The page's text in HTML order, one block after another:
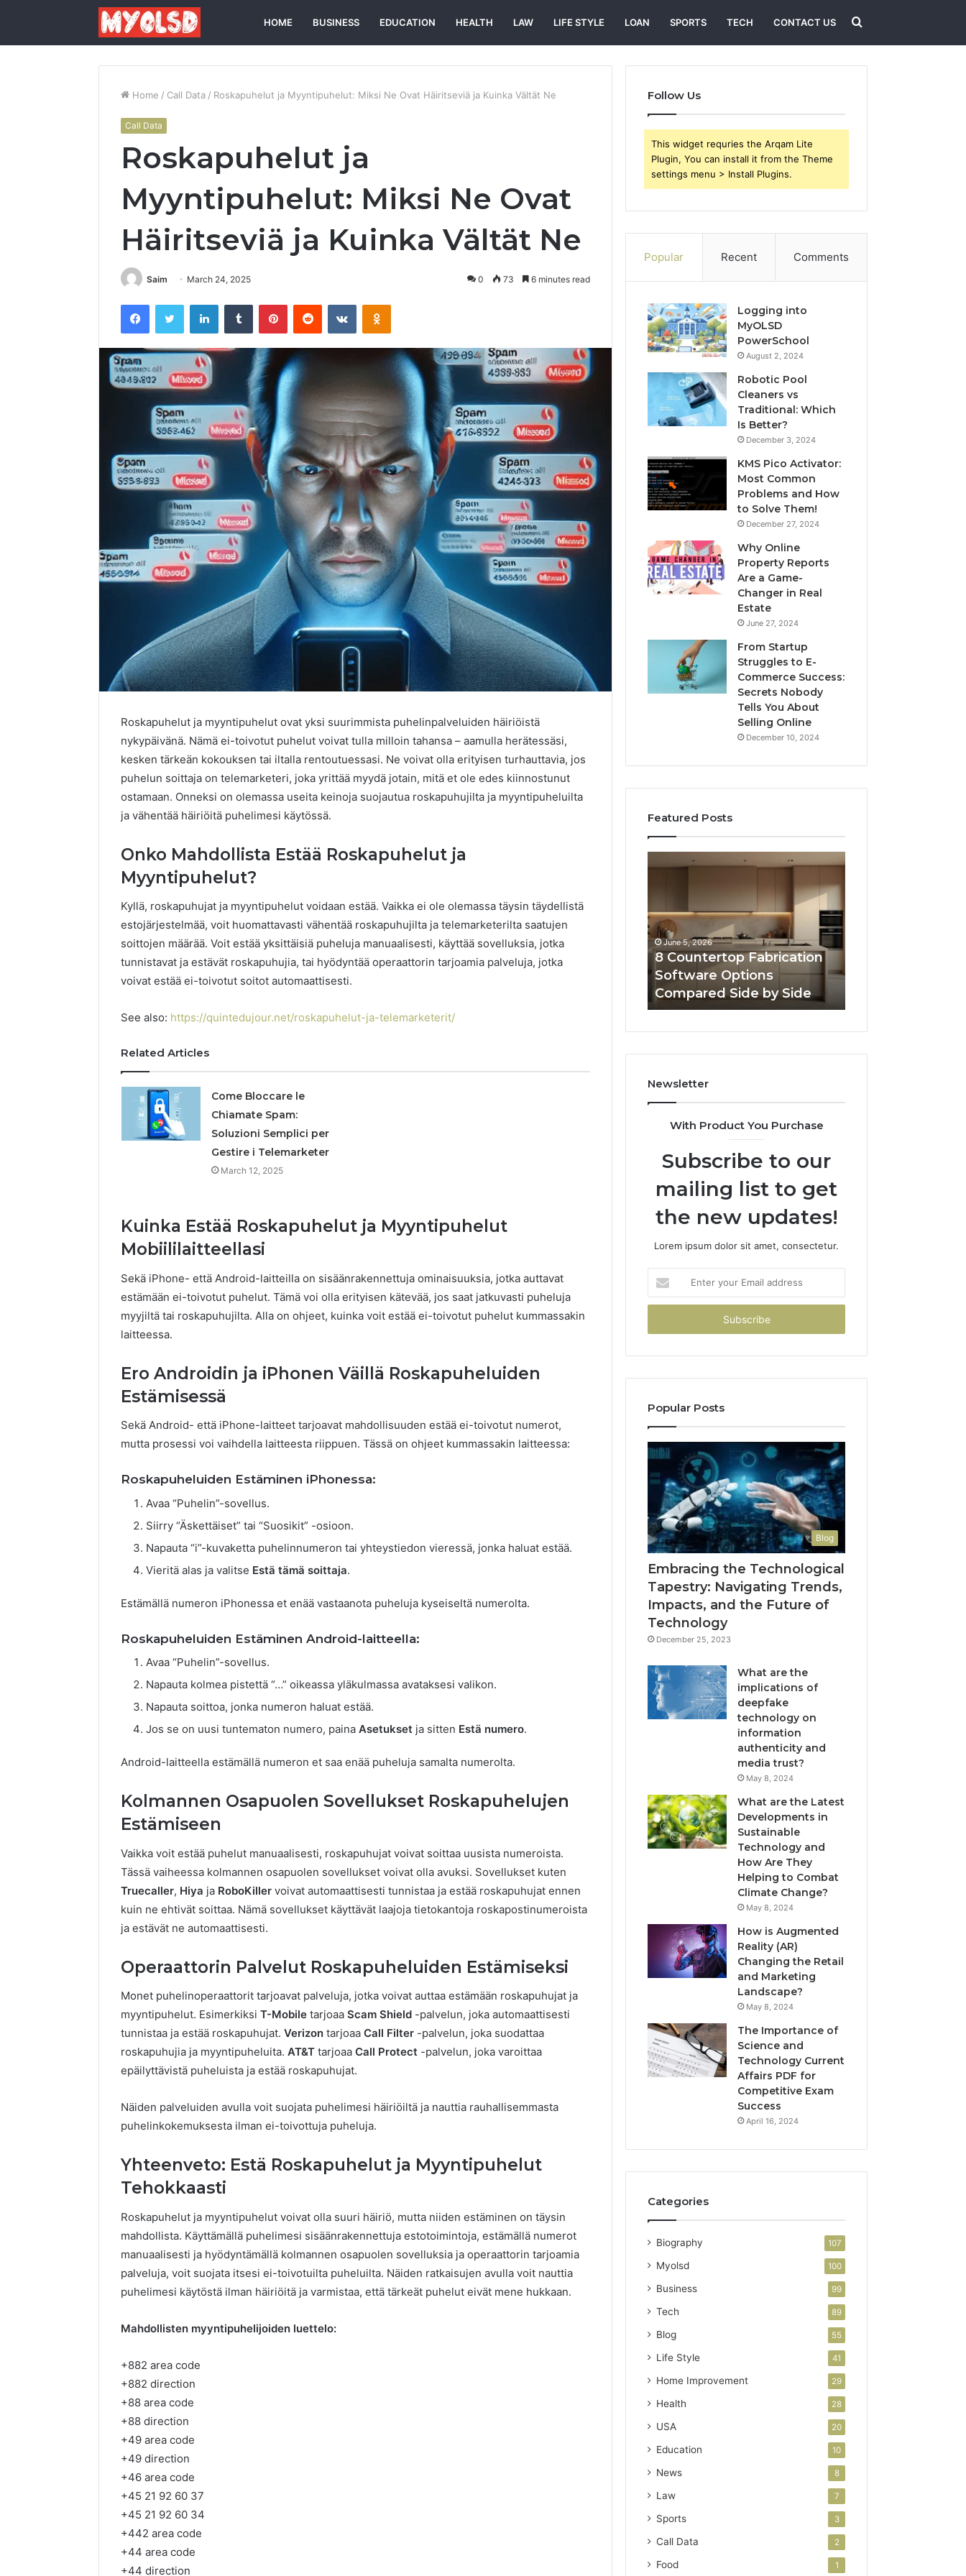
HOME BUSINESS EDUCATION HEALTH LAW LIFE STYLE LOAN SPORTS TECH CONTACT US Search
for
Home / Call Data / Roskapuhelut ja Myyntipuhelut: Miksi Ne Ovat Häiritseviä ja Kuinka Vältät Ne
Call Data
Roskapuhelut ja
Myyntipuhelut: Miksi Ne Ovat
Häiritseviä ja Kuinka Vältät Ne
Saim March 24, 2025 0 73 6 minutes read
FacebookTwitter LinkedInTumblr PinterestReddit VKontakteOdnoklassniki
Roskapuhelut ja myyntipuhelut ovat yksi suurimmista puhelinpalveluiden häiriöistä
nykypäivänä. Nämä ei-toivotut puhelut voivat tulla milloin tahansa – aamulla herätessäsi,
kesken tärkeän kokouksen tai iltalla rentoutuessasi. Ne voivat olla erityisen turhauttavia, jos
puhelun soittaja on telemarketeri, joka yrittää myydä jotain, mitä et ole edes kiinnostunut
ostamaan. Onneksi on olemassa useita keinoja suojautua roskapuhujilta ja myyntipuheluilta
ja vähentää häiriöitä puhelimesi käytössä.
Onko Mahdollista Estää Roskapuhelut ja
Myyntipuhelut?
Kyllä, roskapuhujat ja myyntipuhelut voidaan estää. Vaikka ei ole olemassa täysin täydellistä
estojärjestelmää, voit huomattavasti vähentää roskapuhujilta ja telemarketerilta saatujen
soittojen määrää. Voit estää yksittäisiä puheluja manuaalisesti, käyttää sovelluksia, jotka
tunnistavat ja estävät roskapuhujia, tai hyödyntää operaattorin tarjoamia palveluja, jotka
voivat estää ei-toivotut soitot automaattisesti.
See also: https://quintedujour.net/roskapuhelut-ja-telemarketerit/
Related Articles
Come Bloccare le
Chiamate Spam:
Soluzioni Semplici per
Gestire i Telemarketer
March 12, 2025
Kuinka Estää Roskapuhelut ja Myyntipuhelut
Mobiililaitteellasi
Sekä iPhone- että Android-laitteilla on sisäänrakennettuja ominaisuuksia, jotka auttavat
estämään ei-toivotut puhelut. Tämä voi olla erityisen kätevää, jos saat jatkuvasti puheluja
myyjiltä tai roskapuhujilta. Alla on ohjeet, kuinka voit estää ei-toivotut puhelut kummassakin
laitteessa.
Ero Androidin ja iPhonen Väillä Roskapuheluiden
Estämisessä
Sekä Android- että iPhone-laitteet tarjoavat mahdollisuuden estää ei-toivotut numerot,
mutta prosessi voi vaihdella laitteesta riippuen. Tässä on ohjeet kummassakin laitteessa:
Roskapuheluiden Estäminen iPhonessa:
Avaa “Puhelin”-sovellus.
Siirry “Äskettäiset” tai “Suosikit” -osioon.
Napauta “i”-kuvaketta puhelinnumeron tai yhteystiedon vieressä, jonka haluat estää.
Vieritä alas ja valitse Estä tämä soittaja.
Estämällä numeron iPhonessa et enää vastaanota puheluja kyseiseltä numerolta.
Roskapuheluiden Estäminen Android-laitteella:
Avaa “Puhelin”-sovellus.
Napauta kolmea pistettä “…” oikeassa yläkulmassa avataksesi valikon.
Napauta soittoa, jonka numeron haluat estää.
Jos se on uusi tuntematon numero, paina Asetukset ja sitten Estä numero.
Android-laitteella estämällä numeron et saa enää puheluja samalta numerolta.
Kolmannen Osapuolen Sovellukset Roskapuhelujen
Estämiseen
Vaikka voit estää puhelut manuaalisesti, roskapuhujat voivat soittaa uusista numeroista.
Tässä vaiheessa kolmannen osapuolen sovellukset voivat olla avuksi. Sovellukset kuten
Truecaller, Hiya ja RoboKiller voivat automaattisesti tunnistaa ja estää roskapuhujat ennen
kuin ne ehtivät soittaa. Nämä sovellukset käyttävät laajoja tietokantoja roskapostinumeroista
ja estävät ne automaattisesti.
Operaattorin Palvelut Roskapuheluiden Estämiseksi
Monet puhelinoperaattorit tarjoavat palveluja, jotka voivat auttaa estämään roskapuhujat ja
myyntipuhelut. Esimerkiksi T-Mobile tarjoaa Scam Shield -palvelun, joka automaattisesti
tunnistaa ja estää roskapuhujat. Verizon tarjoaa Call Filter -palvelun, joka suodattaa
roskapuhujia ja myyntipuheluita. AT&T tarjoaa Call Protect -palvelun, joka varoittaa
epäilyttävistä puheluista ja estää roskapuhujat.
Näiden palveluiden avulla voit suojata puhelimesi häiriöiltä ja nauttia rauhallisemmasta
puhelinkokemuksesta ilman ei-toivottuja puheluja.
Yhteenveto: Estä Roskapuhelut ja Myyntipuhelut
Tehokkaasti
Roskapuhelut ja myyntipuhelut voivat olla suuri häiriö, mutta niiden estäminen on täysin
mahdollista. Käyttämällä puhelimesi sisäänrakennettuja estotoimintoja, estämällä numerot
manuaalisesti ja hyödyntämällä kolmannen osapuolen sovelluksia ja operaattorin tarjoamia
palveluja, voit suojata itsesi ei-toivotuilta puheluilta. Näiden ratkaisujen avulla voit nauttia
puhelimesi käytöstä ilman häiriöitä ja varmistaa, että tärkeät puhelut eivät mene hukkaan.
Mahdollisten myyntipuhelijoiden luettelo:
+882 area code
+882 direction
+88 area code
+88 direction
+49 area code
+49 direction
+46 area code
+45 21 92 60 37
+45 21 92 60 34
+442 area code
+44 area code
+44 direction
Follow Us
This widget requries the Arqam Lite
Plugin, You can install it from the Theme
settings menu > Install Plugins.
Popular Recent Comments
Logging into
MyOLSD
PowerSchool
August 2, 2024
Robotic Pool
Cleaners vs
Traditional: Which
Is Better?
December 3, 2024
KMS Pico Activator:
Most Common
Problems and How
to Solve Them!
December 27, 2024
Why Online
Property Reports
Are a Game-
Changer in Real
Estate
June 27, 2024
From Startup
Struggles to E-
Commerce Success:
Secrets Nobody
Tells You About
Selling Online
December 10, 2024
Featured Posts
Reliable
Digital
699803021
February 16, 2026
Reliable Digital Planning
Cheapest
What
That
Actually
Costs
3 weeks ago
Cheapest Testosterone?
Options
Compared
Side
by
Side
June 5, 2026
8 Countertop Fabrication
Software Options
Compared Side by Side
Newsletter
With Product You Purchase
Subscribe to our
mailing list to get
the new updates!
Lorem ipsum dolor sit amet, consectetur.
your
Email
Popular Posts
Blog
Embracing the Technological
Tapestry: Navigating Trends,
Impacts, and the Future of
Technology
December 25, 2023
What are the
implications of
deepfake
technology on
information
authenticity and
media trust?
May 8, 2024
What are the Latest
Developments in
Sustainable
Technology and
How Are They
Helping to Combat
Climate Change?
May 8, 2024
How is Augmented
Reality (AR)
Changing the Retail
and Marketing
Landscape?
May 8, 2024
The Importance of
Science and
Technology Current
Affairs PDF for
Competitive Exam
Success
April 16, 2024
Categories
Biography 107
Myolsd 100
Business 99
Tech 89
Blog 55
Life Style 41
Home Improvement 29
Health 28
USA 20
Education 10
News 8
Law 7
Sports 3
Call Data 2
Food 1